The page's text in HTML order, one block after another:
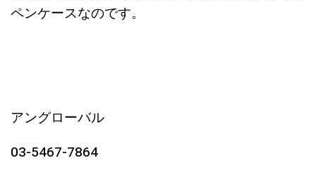
ペンケースなのです。
アングローバル
03-5467-7864